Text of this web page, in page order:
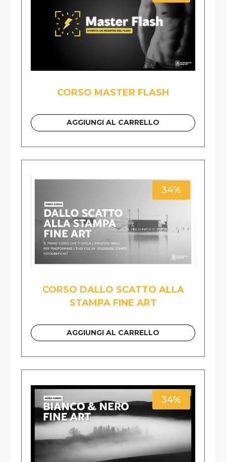
CORSO MASTER FLASH
AGGIUNGI AL CARRELLO
34%
CORSO DALLO SCATTO ALLA
STAMPA FINE ART
AGGIUNGI AL CARRELLO
34%